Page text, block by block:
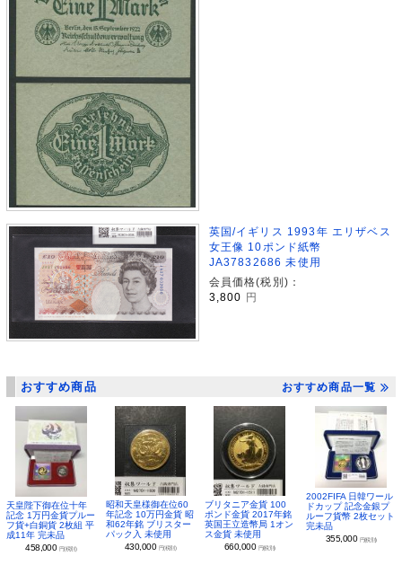
英国/イギリス 1993年 エリザベス
女王像 10ポンド紙幣
JA37832686 未使用
会員価格(税別)：
3,800 円
おすすめ商品 おすすめ商品一覧
天皇陛下御在位十年
記念 1万円金貨プルー
フ貨+白銅貨 2枚組 平
成11年 完未品
458,000 円(税別)
昭和天皇様御在位60
年記念 10万円金貨 昭
和62年銘 ブリスター
パック入 未使用
430,000 円(税別)
ブリタニア金貨 100
ポンド金貨 2017年銘
英国王立造幣局 1オン
ス金貨 未使用
660,000 円(税別)
2002FIFA 日韓ワール
ドカップ 記念金銀プ
ルーフ貨幣 2枚セット
完未品
355,000 円(税別)